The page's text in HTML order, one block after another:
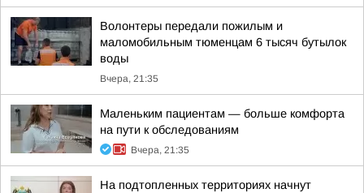
Волонтеры передали пожилым и
маломобильным тюменцам 6 тысяч бутылок
воды
Вчера, 21:35
Маленьким пациентам — больше комфорта
на пути к обследованиям
Вчера, 21:35
На подтопленных территориях начнут